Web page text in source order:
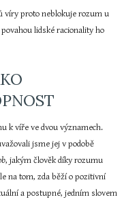
víry proto neblokuje rozum u
lidské racionality ho
k víře ve dvou významech.
jsme jej v podobě
, jakým člověk díky rozumu
na tom, zda běží o pozitivní
a postupné, jedním slovem